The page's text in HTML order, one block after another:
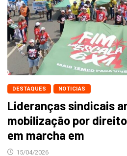
DESTAQUES NOTICIAS
Lideranças sindicais
mobilização por
em marcha em
15/04/2026